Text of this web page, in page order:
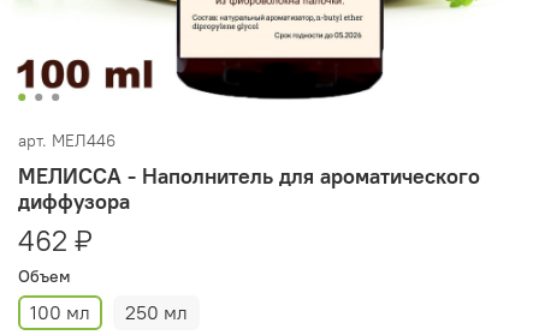
арт. МЕЛ446
МЕЛИССА - Наполнитель для ароматического
диффузора
462 ₽
Объем
100 мл 250 мл